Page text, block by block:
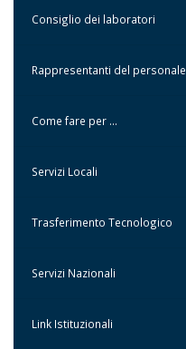
Consiglio dei laboratori
Rappresentanti del personale
Come fare per …
Servizi Locali
Trasferimento Tecnologico
Servizi Nazionali
Link Istituzionali